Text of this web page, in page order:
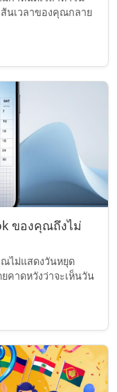
นเวลาของคุณกลาย
ของคุณถึงไม่
ไม่แสดงวันหยุด
าดหวังว่าจะเห็นวัน